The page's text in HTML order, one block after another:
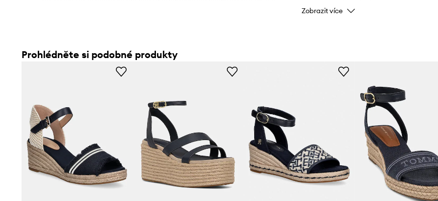
Zobrazit více
Prohlédněte si podobné produkty